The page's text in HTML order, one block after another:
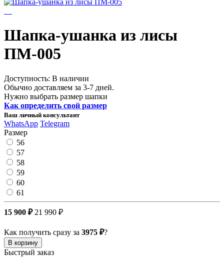
Шапка-ушанка из лисы
ПМ-005
Доступность: В наличии
Обычно доставляем за 3-7 дней.
Нужно выбрать размер шапки
Как определить свой размер
Ваш личный консультант
WhatsApp Telegram
Размер
56
57
58
59
60
61
15 900 ₽ 21 990 ₽
Как получить сразу за 3975 ₽?
В корзину
Быстрый заказ